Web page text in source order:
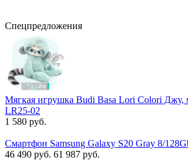
Спецпредложения
Мягкая игрушка Budi Basa Lori Colori Джу,
LR25-02
1 580 руб.
Смартфон Samsung Galaxy S20 Gray 8/
46 490 руб. 61 987 руб.